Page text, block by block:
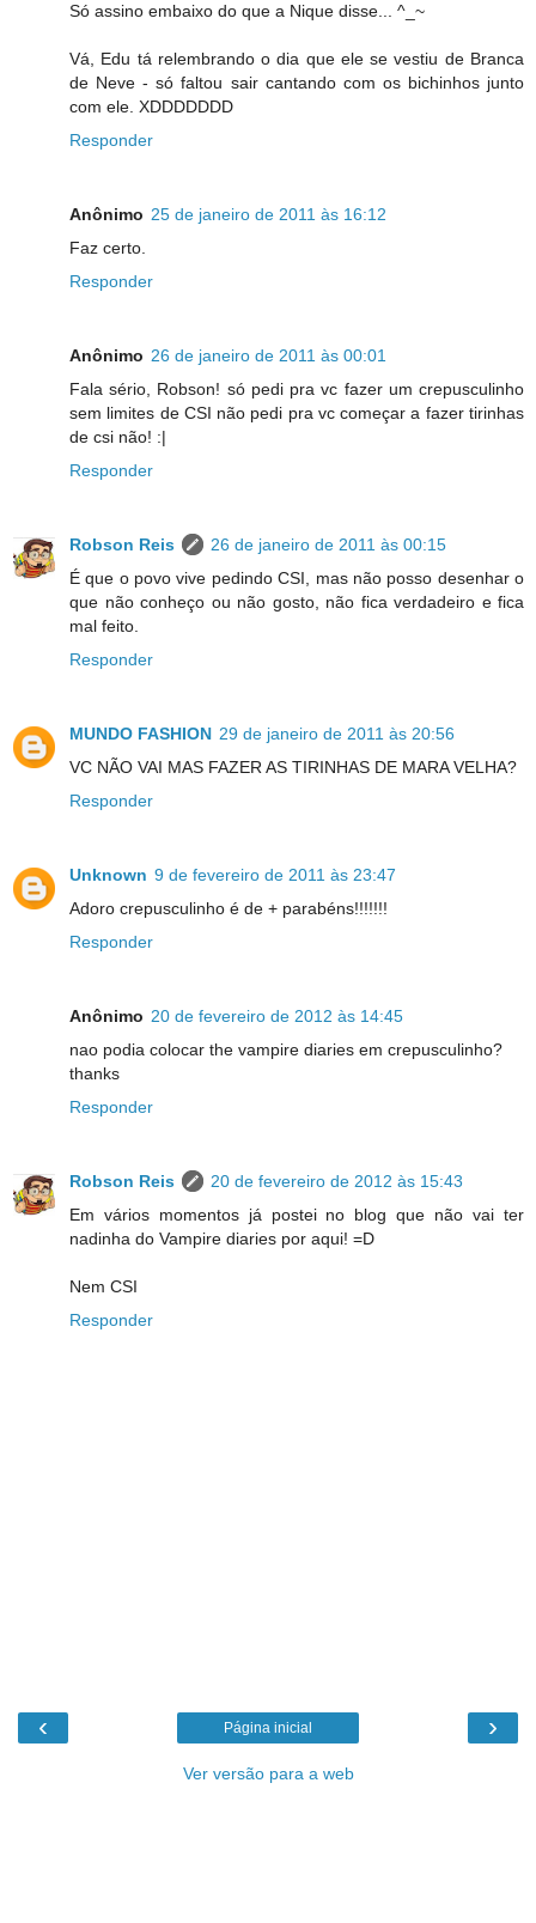
Só assino embaixo do que a Nique disse... ^_~
Vá, Edu tá relembrando o dia que ele se vestiu de Branca
de Neve - só faltou sair cantando com os bichinhos junto
com ele. XDDDDDDD
Responder
Anônimo 25 de janeiro de 2011 às 16:12
Faz certo.
Responder
Anônimo 26 de janeiro de 2011 às 00:01
Fala sério, Robson! só pedi pra vc fazer um crepusculinho
sem limites de CSI não pedi pra vc começar a fazer tirinhas
de csi não! :|
Responder
Robson Reis
26 de janeiro de 2011 às 00:15
É que o povo vive pedindo CSI, mas não posso desenhar o
que não conheço ou não gosto, não fica verdadeiro e fica
mal feito.
Responder
MUNDO FASHION 29 de janeiro de 2011 às 20:56
VC NÃO VAI MAS FAZER AS TIRINHAS DE MARA VELHA?
Responder
Unknown 9 de fevereiro de 2011 às 23:47
Adoro crepusculinho é de + parabéns!!!!!!!
Responder
Anônimo 20 de fevereiro de 2012 às 14:45
nao podia colocar the vampire diaries em crepusculinho?
thanks
Responder
Robson Reis
20 de fevereiro de 2012 às 15:43
Em vários momentos já postei no blog que não vai ter
nadinha do Vampire diaries por aqui! =D
Nem CSI
Responder
‹ ›
Página inicial
Ver versão para a web